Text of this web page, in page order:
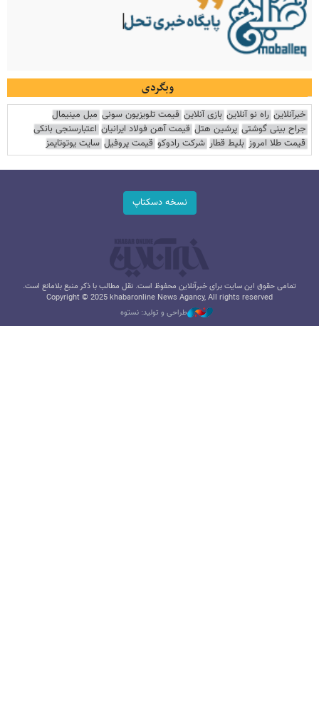
وبگردی
خبرآنلاین راه نو آنلاین بازی آنلاین قیمت تلویزیون سونی مبل مینیمال
جراح بینی گوشتی پرشین هتل قیمت آهن فولاد ایرانیان اعتبارسنجی بانکی
قیمت طلا امروز بلیط قطار شرکت رادوکو قیمت پروفیل سایت یوتوتایمز
نسخه دسکتاپ
تمامی حقوق این سایت برای خبرآنلاین محفوظ است. نقل مطالب با ذکر منبع بلامانع است.
Copyright © 2025 khabaronline News Agancy, All rights reserved
طراحی و تولید: نستوه